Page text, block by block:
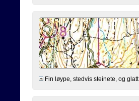
Fin løype, stedvis steinete, og